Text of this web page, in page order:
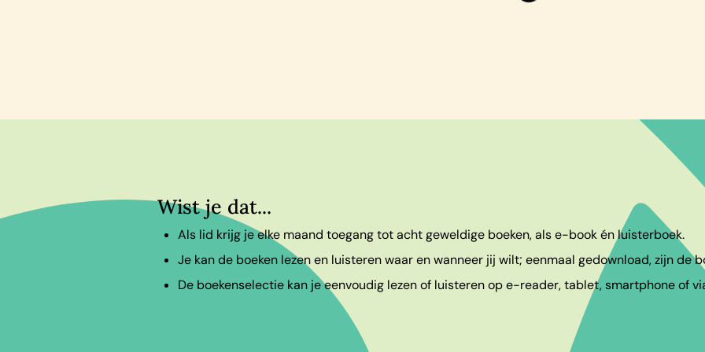
Wist je dat...
Als lid krijg je elke maand toegang tot acht geweldige boeken, als e-book én luisterboek.
Je kan de boeken lezen en luisteren waar en wanneer jij wilt; eenmaal gedownload, zijn de
De boekenselectie kan je eenvoudig lezen of luisteren op e-reader, tablet, smartphone of